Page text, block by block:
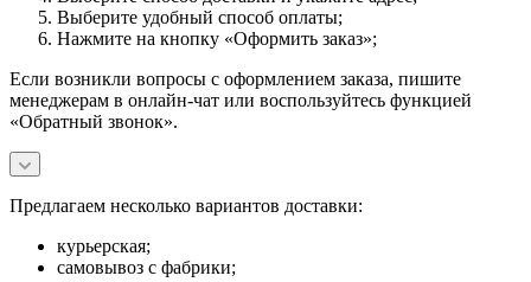
Выберите удобный способ оплаты;
Нажмите на кнопку «Оформить заказ»;
Если возникли вопросы с оформлением заказа, пишите
менеджерам в онлайн-чат или воспользуйтесь функцией
«Обратный звонок».
Предлагаем несколько вариантов доставки:
курьерская;
самовывоз с фабрики;